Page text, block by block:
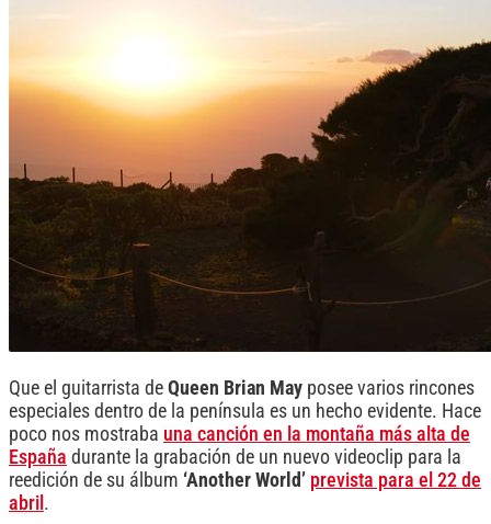
Que el guitarrista de Queen Brian May posee varios rincones
especiales dentro de la península es un hecho evidente. Hace
poco nos mostraba una canción en la montaña más alta de
España durante la grabación de un nuevo videoclip para la
reedición de su álbum ‘Another World’ prevista para el 22 de
abril .